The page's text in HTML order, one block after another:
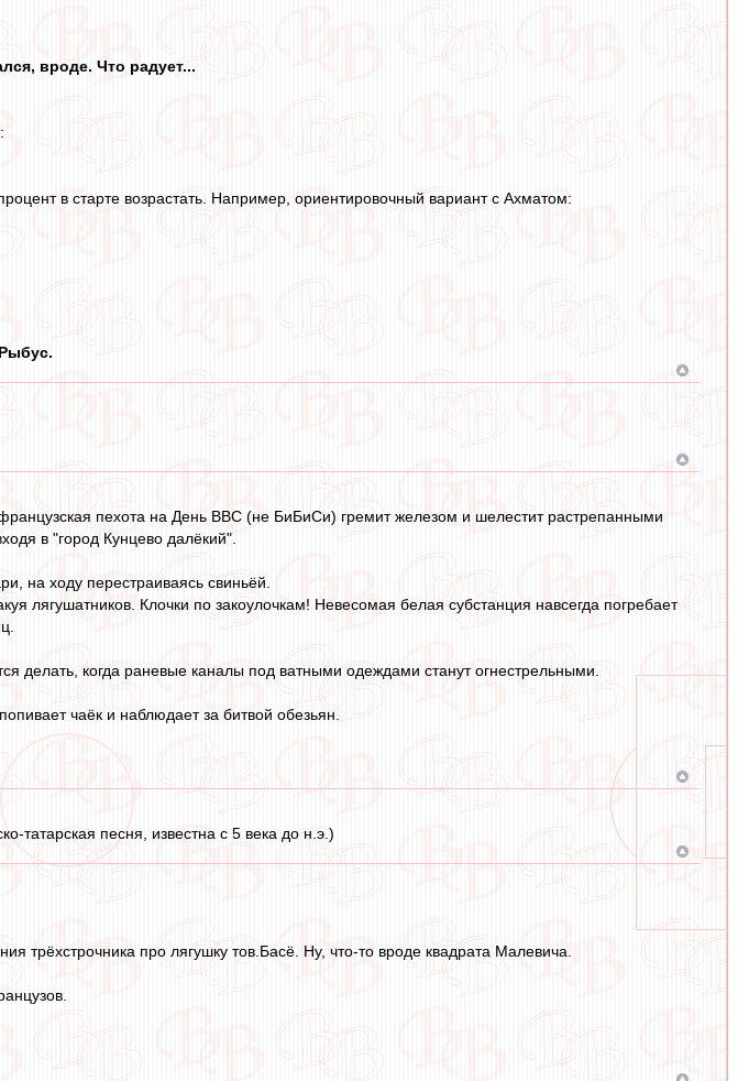
вроде. Что радует...
в старте возрастать. Например, ориентировочный вариант с Ахматом:
пехота на День ВВС (не БиБиСи) гремит железом и шелестит растрепанными
в "город Кунцево далёкий".
на ходу перестраиваясь свиньёй.
лягушатников. Клочки по закоулочкам! Невесомая белая субстанция навсегда погребает
делать, когда раневые каналы под ватными одеждами станут огнестрельными.
чаёк и наблюдает за битвой обезьян.
татарская песня, известна с 5 века до н.э.)
про лягушку тов.Басё. Ну, что-то вроде квадрата Малевича.